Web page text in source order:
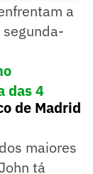
a
das 4
de Madrid
maiores
tá